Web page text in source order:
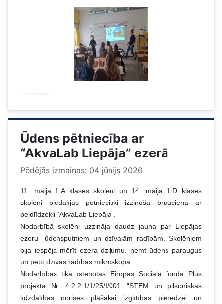
Joomla Plugins
Ūdens pētniecība ar
“AkvaLab Liepāja” ezerā
Pēdējās izmaiņas: 04 jūnijs 2026
11. maijā 1.A klases skolēni un 14. maijā 1.D klases
skolēni piedalījās pētnieciski izzinošā braucienā ar
peldlīdzekli “AkvaLab Liepāja”.
Nodarbībā skolēni uzzināja daudz jauna par Liepājas
ezeru- ūdensputniem un dzīvajām radībām. Skolēniem
bija iespēja mērīt ezera dziļumu, ņemt ūdens paraugus
un pētīt dzīvās radības mikroskopā.
Nodarbības tika īstenotas Eiropas Sociālā fonda Plus
projekta Nr. 4.2.2.1/1/25/I/001 “STEM un pilsoniskās
līdzdalības norises plašākai izglītības pieredzei un